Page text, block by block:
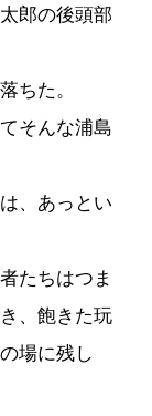
郎の後頭部
ちた。
そんな浦島
、あっとい
たちはつま
、飽きた玩
場に残し